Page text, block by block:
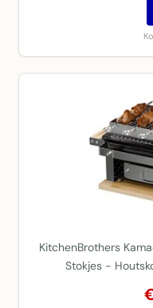
KitchenBrothers
Stokjes -